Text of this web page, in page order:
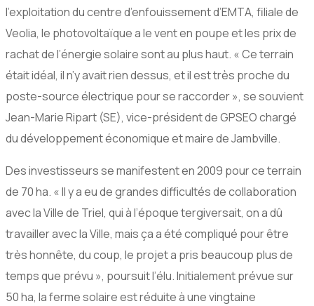
l’exploitation du centre d’enfouissement d’EMTA, filiale de
Veolia, le photovoltaïque a le vent en poupe et les prix de
rachat de l’énergie solaire sont au plus haut. « Ce terrain
était idéal, il n’y avait rien dessus, et il est très proche du
poste-source électrique pour se raccorder », se souvient
Jean-Marie Ripart (SE), vice-président de GPSEO chargé
du développement économique et maire de Jambville.
Des investisseurs se manifestent en 2009 pour ce terrain
de 70 ha. « Il y a eu de grandes difficultés de collaboration
avec la Ville de Triel, qui à l’époque tergiversait, on a dû
travailler avec la Ville, mais ça a été compliqué pour être
très honnête, du coup, le projet a pris beaucoup plus de
temps que prévu », poursuit l’élu. Initialement prévue sur
50 ha, la ferme solaire est réduite à une vingtaine